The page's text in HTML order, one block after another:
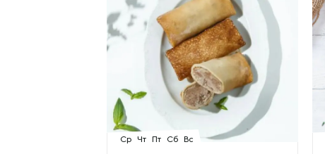
Ср Чт Пт Сб Вс